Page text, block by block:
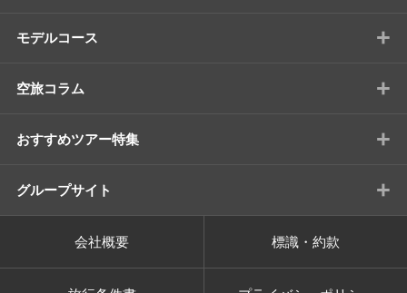
モデルコース +
空旅コラム +
おすすめツアー特集 +
グループサイト +
会社概要 標識・約款